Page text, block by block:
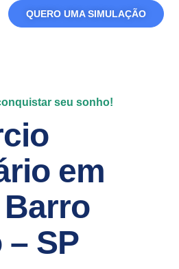
QUERO UMA SIMULAÇÃO
seu sonho!
em
SP